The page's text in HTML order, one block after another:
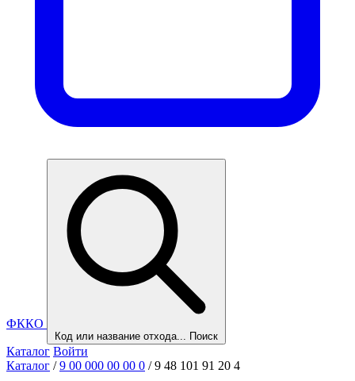
ФККО
Код или название отхода... Поиск
Каталог Войти
Каталог / 9 00 000 00 00 0 / 9 48 101 91 20 4